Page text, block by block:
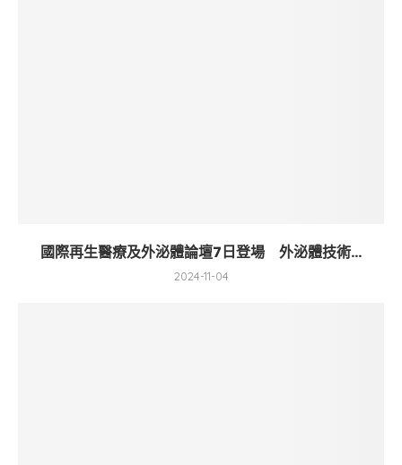
國際再生醫療及外泌體論壇7日登場 外泌體技術...
2024-11-04